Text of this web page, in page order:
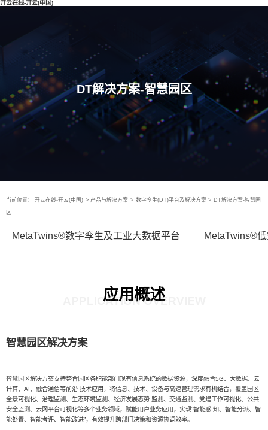
开云在线-开云(中国)
DT解决方案-智慧园区
当前位置： 开云在线-开云(中国) > 产品与解决方案 > 数字孪生(DT)平台及解决方案 > DT解决方案-智慧园
区
MetaTwins®数字孪生及工业大数据平台 MetaTwins®
应用概述
APPLICATION OVERVIEW
智慧园区解决方案
智慧园区解决方案支持整合园区各职能部门现有信息系统的数据资源，深度融合5G、大数据、云
计算、AI、融合通信等前沿 技术应用，将信息、技术、设备与高速管理需求有机结合，覆盖园区
全景可视化、治理监测、生态环境监测、经济发展态势 监测、交通监测、党建工作可视化、公共
安全监测、云网平台可视化等多个业务领域，赋能用户业务应用，实现“智能感 知、智能分派、智
能处置、智能考评、智能改进”，有效提升跨部门决策和资源协调效率。